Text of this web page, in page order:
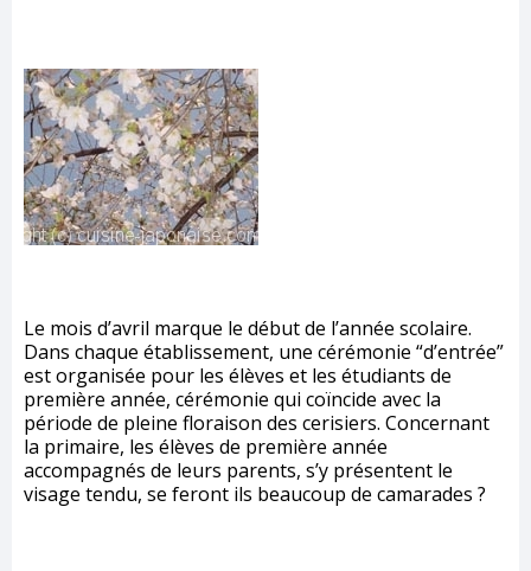
Le mois d’avril marque le début de l’année scolaire.
Dans chaque établissement, une cérémonie “d’entrée”
est organisée pour les élèves et les étudiants de
première année, cérémonie qui coïncide avec la
période de pleine floraison des cerisiers. Concernant
la primaire, les élèves de première année
accompagnés de leurs parents, s’y présentent le
visage tendu, se feront ils beaucoup de camarades ?